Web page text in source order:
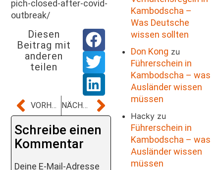
pich-closed-after-covid-
outbreak/
Diesen
Beitrag mit
anderen
teilen
VORHERIGER BEITRAG NÄCHSTER BEITRAG
Schreibe einen
Kommentar
Deine E-Mail-Adresse
Kambodscha –
Was Deutsche
wissen sollten
Don Kong zu
Führerschein in
Kambodscha – was
Ausländer wissen
müssen
Hacky zu
Führerschein in
Kambodscha – was
Ausländer wissen
müssen